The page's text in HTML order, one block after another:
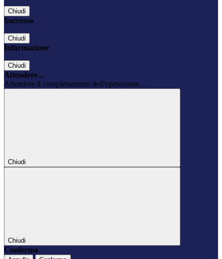
Chiudi
Successo
Chiudi
Informazione
Chiudi
Attendere...
Attendere il completamento dell'operazione...
Chiudi
Chiudi
Conferma